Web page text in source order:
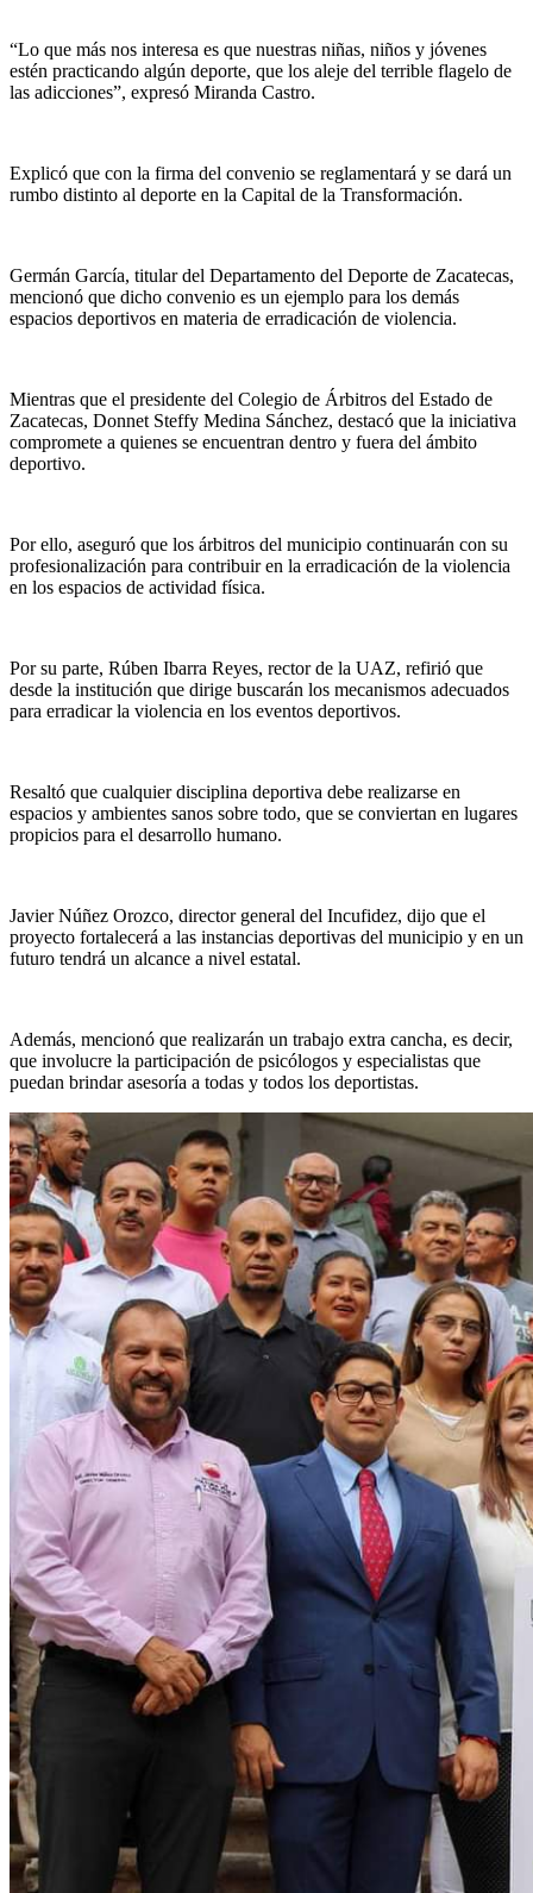
“Lo que más nos interesa es que nuestras niñas, niños y jóvenes
estén practicando algún deporte, que los aleje del terrible flagelo de
las adicciones”, expresó Miranda Castro.
Explicó que con la firma del convenio se reglamentará y se dará un
rumbo distinto al deporte en la Capital de la Transformación.
Germán García, titular del Departamento del Deporte de Zacatecas,
mencionó que dicho convenio es un ejemplo para los demás
espacios deportivos en materia de erradicación de violencia.
Mientras que el presidente del Colegio de Árbitros del Estado de
Zacatecas, Donnet Steffy Medina Sánchez, destacó que la iniciativa
compromete a quienes se encuentran dentro y fuera del ámbito
deportivo.
Por ello, aseguró que los árbitros del municipio continuarán con su
profesionalización para contribuir en la erradicación de la violencia
en los espacios de actividad física.
Por su parte, Rúben Ibarra Reyes, rector de la UAZ, refirió que
desde la institución que dirige buscarán los mecanismos adecuados
para erradicar la violencia en los eventos deportivos.
Resaltó que cualquier disciplina deportiva debe realizarse en
espacios y ambientes sanos sobre todo, que se conviertan en lugares
propicios para el desarrollo humano.
Javier Núñez Orozco, director general del Incufidez, dijo que el
proyecto fortalecerá a las instancias deportivas del municipio y en un
futuro tendrá un alcance a nivel estatal.
Además, mencionó que realizarán un trabajo extra cancha, es decir,
que involucre la participación de psicólogos y especialistas que
puedan brindar asesoría a todas y todos los deportistas.